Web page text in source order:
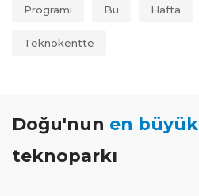
Programı Bu Hafta
Teknokentte
Doğu'nun en büyük
teknoparkı